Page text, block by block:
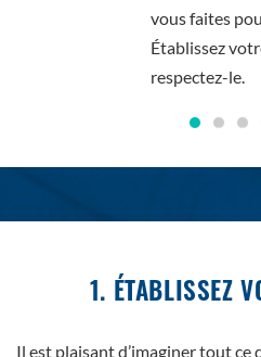
vous faites
Établissez
respectez-le.
1. ÉTABLISSEZ
Il est plaisant d’imaginer tout ce